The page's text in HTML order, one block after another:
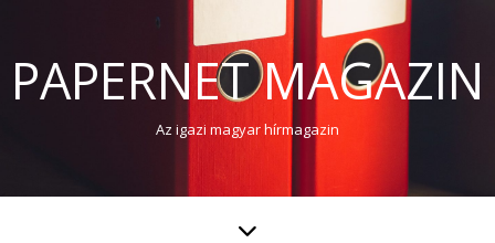
PAPERNET MAGAZIN
Az igazi magyar hírmagazin